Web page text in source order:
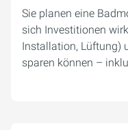
Sie planen eine
sich Investitionen
Installation, Lüftung)
sparen können –